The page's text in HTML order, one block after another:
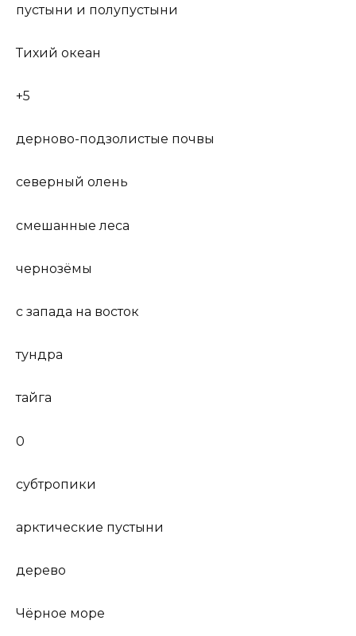
пустыни и полупустыни
Тихий океан
+5
дерново-подзолистые почвы
северный олень
смешанные леса
чернозёмы
с запада на восток
тундра
тайга
0
субтропики
арктические пустыни
дерево
Чёрное море